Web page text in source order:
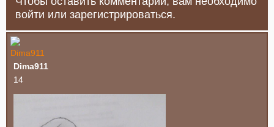
войти или зарегистрироваться.
Dima911
14